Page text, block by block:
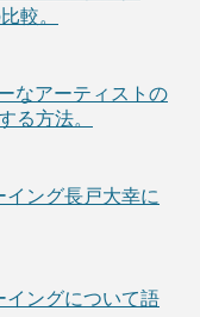
較。
なアーティストの
る方法。
ング長戸大幸に
イングについて語